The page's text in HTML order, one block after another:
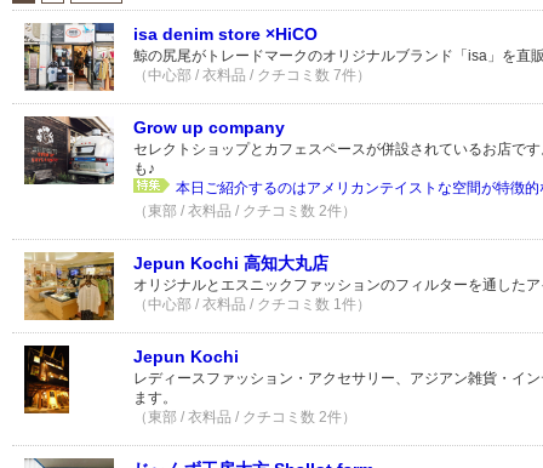
isa denim store ×HiCO
鯨の尻尾がトレードマークのオリジナルブランド「isa」を直
（中心部 / 衣料品 / クチコミ数 7件）
Grow up company
セレクトショップとカフェスペースが併設されているお店で
も♪
本日ご紹介するのはアメリカンテイストな空間が特徴
（東部 / 衣料品 / クチコミ数 2件）
Jepun Kochi 高知大丸店
オリジナルとエスニックファッションのフィルターを通した
（中心部 / 衣料品 / クチコミ数 1件）
Jepun Kochi
レディースファッション・アクセサリー、アジアン雑貨・イ
ます。
（東部 / 衣料品 / クチコミ数 2件）